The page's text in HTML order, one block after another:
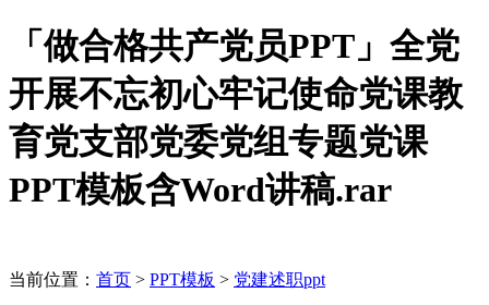
「做合格共产党员PPT」全党
开展不忘初心牢记使命党课教
育党支部党委党组专题党课
PPT模板含Word讲稿.rar
当前位置： 首页 > PPT模板 > 党建述职ppt